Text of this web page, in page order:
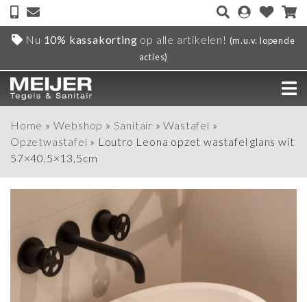
Nu 10% kassakorting op alle artikelen! (m.u.v. lopende
acties)
Home » Webshop » Sanitair »Wastafel »
Opzetwastafel » Loutro Leona opzet wastafel glans wit
57×40,5×13,5cm